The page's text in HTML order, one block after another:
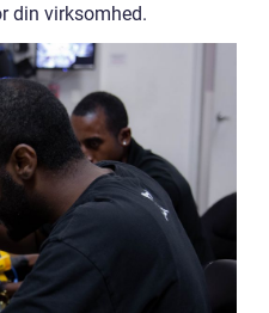
din virksomhed.